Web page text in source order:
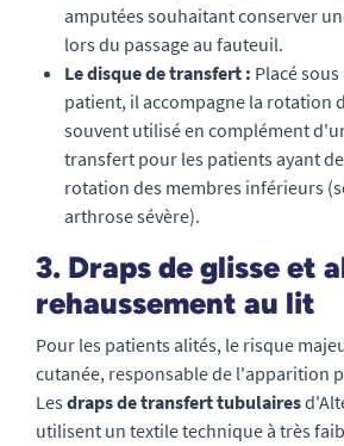
amputées souhaitant conserver
lors du passage au fauteuil.
Le disque de transfert : Placé
patient, il accompagne la rotation
souvent utilisé en complément
transfert pour les patients ayant
rotation des membres inférieurs
arthrose sévère).
3. Draps de glisse et
rehaussement au lit
Pour les patients alités, le risque
cutanée, responsable de l'apparition
Les draps de transfert tubulaires
utilisent un textile technique à très